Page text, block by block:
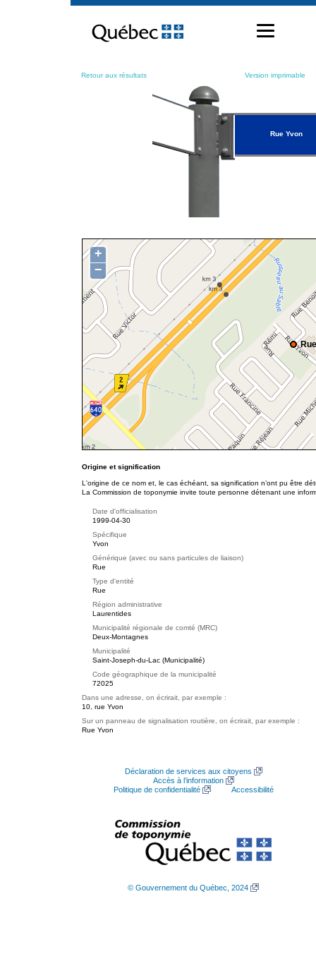
contenu
Retour aux résultats Version imprimable
Rue Yvon
+
−
Origine et signification
L'origine de ce nom et, le cas échéant, sa signification n’ont pu être
La Commission de toponymie invite toute personne détenant une
Date d'officialisation
1999-04-30
Spécifique
Yvon
Générique (avec ou sans particules de liaison)
Rue
Type d'entité
Rue
Région administrative
Laurentides
Municipalité régionale de comté (MRC)
Deux-Montagnes
Municipalité
Saint-Joseph-du-Lac (Municipalité)
Code géographique de la municipalité
72025
Dans une adresse, on écrirait, par exemple :
10, rue Yvon
Sur un panneau de signalisation routière, on écrirait, par exemple :
Rue Yvon
Déclaration de services aux citoyens
Accès à l’information
Politique de confidentialité
Accessibilité
© Gouvernement du Québec, 2024